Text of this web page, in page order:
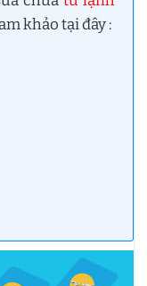
khảo tại đây :